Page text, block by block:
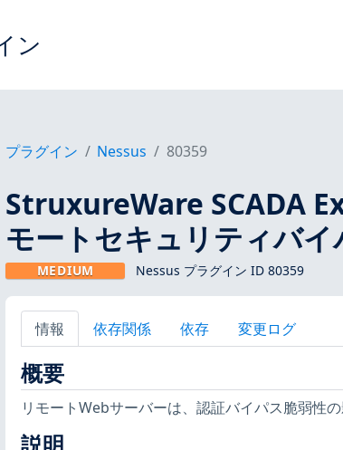
ン
プラグイン Nessus 80359
StruxureWare SCADA
モートセキュリティバイ
MEDIUM Nessus プラグイン ID 80359
情報 依存関係 依存 変更ログ
概要
リモートWebサーバーは、認証バイパス脆弱性の